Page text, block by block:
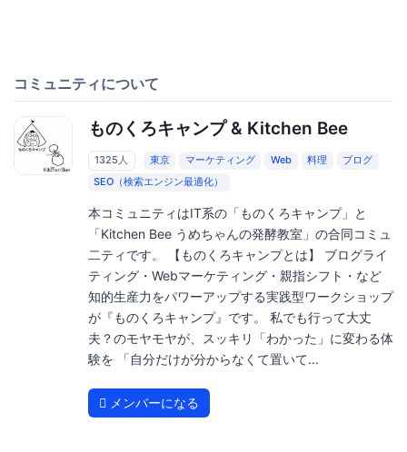
コミュニティについて
ものくろキャンプ & Kitchen Bee
1325人 東京 マーケティング Web 料理
ブログ
SEO（検索エンジン最適化）
本コミュニティはIT系の「ものくろキャンプ」と
「Kitchen Bee うめちゃんの発酵教室」の合同コミュ
二ティです。 【ものくろキャンプとは】 ブログライ
ティング・Webマーケティング・親指シフト・など
知的生産力をパワーアップする実践型ワークショップ
が『ものくろキャンプ』です。 私でも行って大丈
夫？のモヤモヤが、スッキリ「わかった」に変わる体
験を 「自分だけが分からなくて置いて...
メンバーになる